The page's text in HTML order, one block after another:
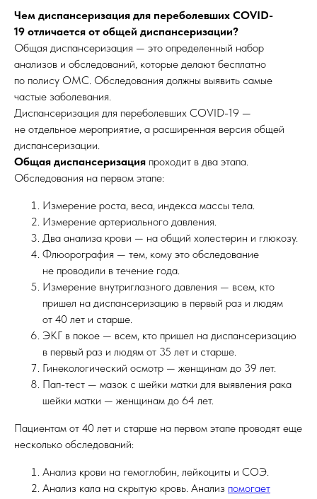
Чем диспансеризация для переболевших COVID-
19 отличается от общей диспансеризации?
Общая диспансеризация — это определенный набор
анализов и обследований, которые делают бесплатно
по полису ОМС. Обследования должны выявить самые
частые заболевания.
Диспансеризация для переболевших COVID-19 —
не отдельное мероприятие, а расширенная версия общей
диспансеризации.
Общая диспансеризация проходит в два этапа.
Обследования на первом этапе:
Измерение роста, веса, индекса массы тела.
Измерение артериального давления.
Два анализа крови — на общий холестерин и глюкозу.
Флюорография — тем, кому это обследование
не проводили в течение года.
Измерение внутриглазного давления — всем, кто
пришел на диспансеризацию в первый раз и людям
от 40 лет и старше.
ЭКГ в покое — всем, кто пришел на диспансеризацию
в первый раз и людям от 35 лет и старше.
Гинекологический осмотр — женщинам до 39 лет.
Пап-тест — мазок с шейки матки для выявления рака
шейки матки — женщинам до 64 лет.
Пациентам от 40 лет и старше на первом этапе проводят еще
несколько обследований:
Анализ крови на гемоглобин, лейкоциты и СОЭ.
Анализ кала на скрытую кровь. Анализ помогает